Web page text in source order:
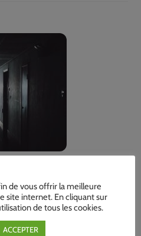
: SONNEZ LA
de vous offrir la meilleure
site internet. En cliquant sur
de tous les cookies.
ACCEPTER